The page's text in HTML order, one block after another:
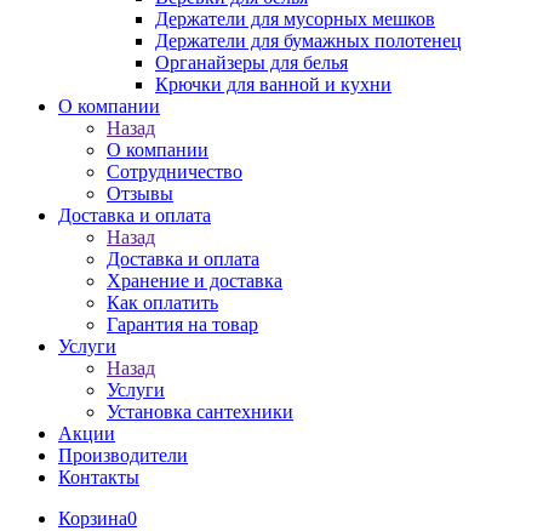
Держатели для мусорных мешков
Держатели для бумажных полотенец
Органайзеры для белья
Крючки для ванной и кухни
О компании
Назад
О компании
Сотрудничество
Отзывы
Доставка и оплата
Назад
Доставка и оплата
Хранение и доставка
Как оплатить
Гарантия на товар
Услуги
Назад
Услуги
Установка сантехники
Акции
Производители
Контакты
Корзина0